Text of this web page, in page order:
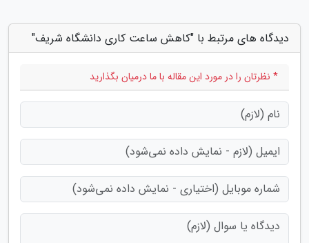
دیدگاه های مرتبط با "کاهش ساعت کاری دانشگاه شریف"
* نظرتان را در مورد این مقاله با ما درمیان بگذارید